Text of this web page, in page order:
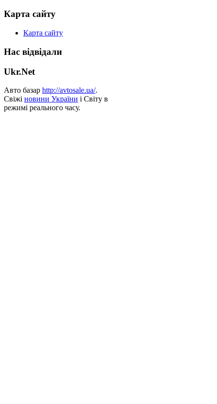
Карта сайту
Карта сайту
Нас відвідали
Ukr.Net
Авто базар http://avtosale.ua/.
Свіжі новини України і Світу в
режимі реального часу.